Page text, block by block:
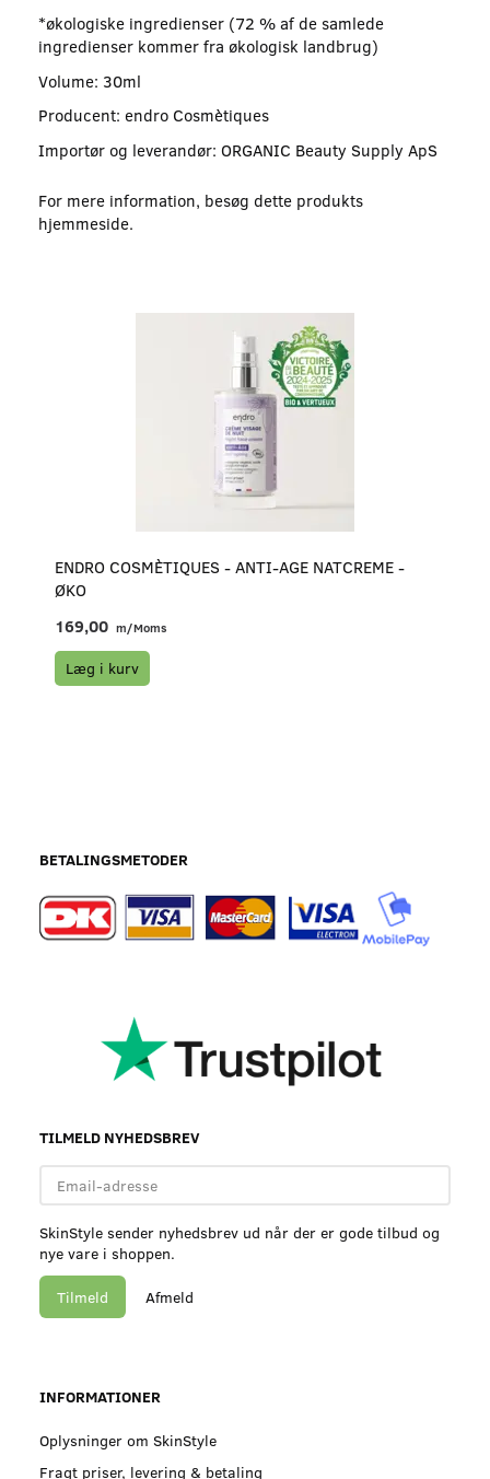
*økologiske ingredienser (72 % af de samlede
ingredienser kommer fra økologisk landbrug)
Volume: 30ml
Producent: endro Cosmètiques
Importør og leverandør: ORGANIC Beauty Supply ApS
For mere information, besøg dette produkts
hjemmeside.
ENDRO COSMÈTIQUES - ANTI-AGE NATCREME -
ØKO
169,00 m/Moms
Læg i kurv
BETALINGSMETODER
TILMELD NYHEDSBREV
adresse
SkinStyle sender nyhedsbrev ud når der er gode tilbud og
nye vare i shoppen.
Tilmeld Afmeld
INFORMATIONER
Oplysninger om SkinStyle
Fragt priser, levering & betaling